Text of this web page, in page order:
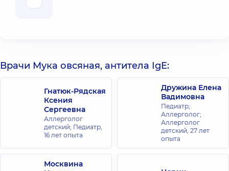
Врачи Мука овсяная, антитела IgE:
Гнатюк-Рядская
Ксения
Сергеевна
Аллерголог
детский; Педиатр,
16 лет опыта
Дружина Елена
Вадимовна
Педиатр;
Аллерголог;
Аллерголог
детский, 27 лет
опыта
Москвина